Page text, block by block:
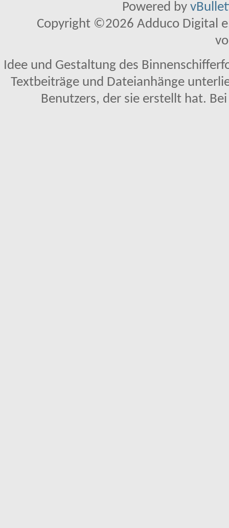
Powered by
Copyright ©2026 Adduco Digital
Idee und Gestaltung des
Textbeiträge und Dateianhänge
Benutzers, der sie erstellt hat.